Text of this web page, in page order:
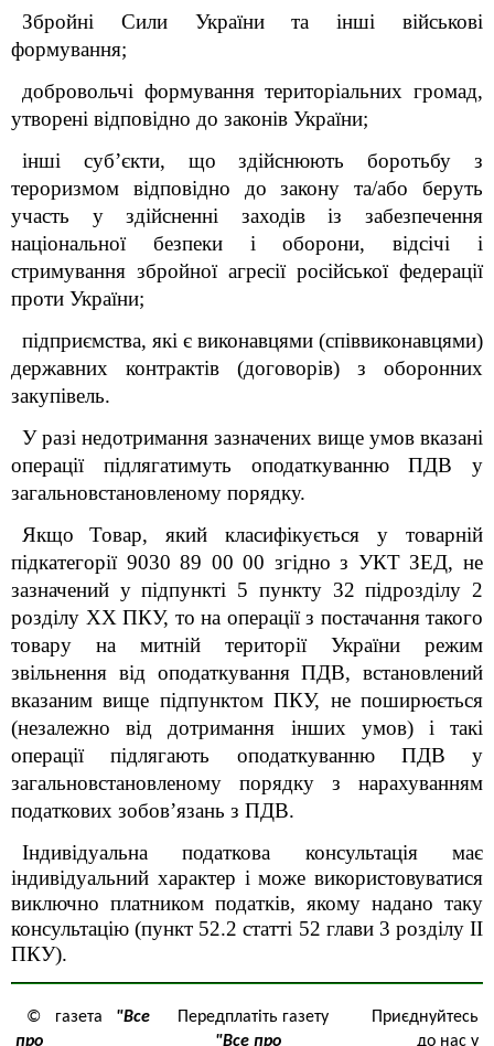
Збройні Сили України та інші військові
формування;
добровольчі формування територіальних громад,
утворені відповідно до законів України;
інші суб’єкти, що здійснюють боротьбу з
тероризмом відповідно до закону та/або беруть
участь у здійсненні заходів із забезпечення
національної безпеки і оборони, відсічі і
стримування збройної агресії російської федерації
проти України;
підприємства, які є виконавцями (співвиконавцями)
державних контрактів (договорів) з оборонних
закупівель.
У разі недотримання зазначених вище умов вказані
операції підлягатимуть оподаткуванню ПДВ у
загальновстановленому порядку.
Якщо
Товар, який класифікується у товарній
підкатегорії 9030 89 00 00 згідно з УКТ ЗЕД, не
зазначений у підпункті 5 пункту 32 підрозділу 2
розділу XX ПКУ, то на операції з постачання такого
товару на митній території України режим
звільнення від оподаткування ПДВ, встановлений
вказаним вище підпунктом ПКУ, не поширюється
(незалежно від дотримання інших умов) і такі
операції підлягають оподаткуванню ПДВ у
загальновстановленому порядку з нарахуванням
податкових зобов’язань з ПДВ.
Індивідуальна податкова консультація має
індивідуальний характер і може використовуватися
виключно платником податків, якому надано таку
консультацію (пункт 52.2 статті 52 глави 3 розділу ІІ
ПКУ).
© газета "Все
про
Передплатіть газету
"Все про
Приєднуйтесь
до нас у